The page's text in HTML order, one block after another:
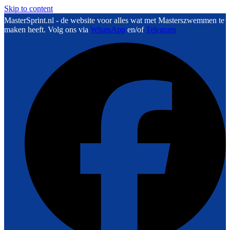
Skip to content
MasterSprint.nl - de website voor alles wat met Masterszwemmen te
maken heeft. Volg ons via WhatsApp en/ofTelegram